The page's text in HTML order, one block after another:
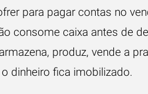
para pagar contas no
consome caixa antes de
produz, vende a
dinheiro fica imobilizado.